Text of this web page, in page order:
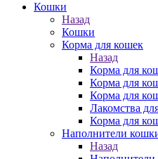
Кошки
Назад
Кошки
Корма для кошек
Назад
Корма для
Корма для
Корма для
Лакомства
Корма для
Наполнители
Назад